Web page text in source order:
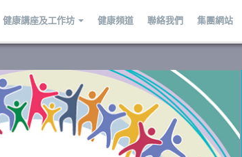
健康講座及工作坊 健康頻道 聯絡我們 集團網站